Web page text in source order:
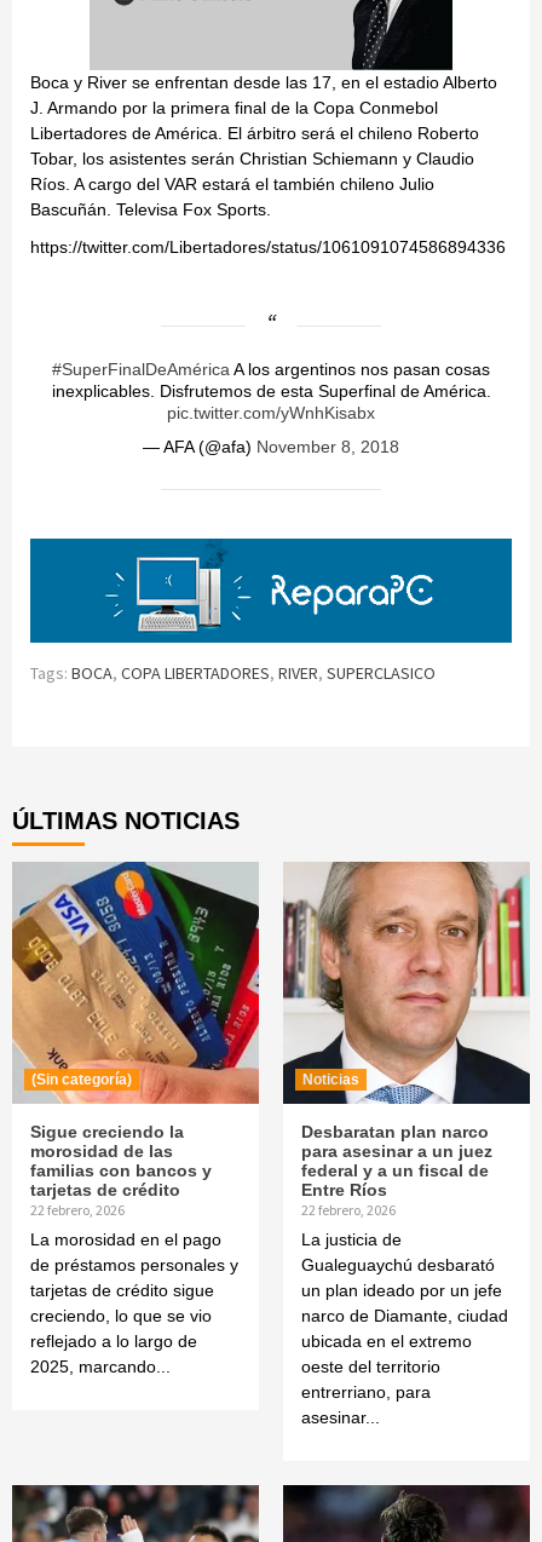
Boca y River se enfrentan desde las 17, en el estadio Alberto
J. Armando por la primera final de la Copa Conmebol
Libertadores de América. El árbitro será el chileno Roberto
Tobar, los asistentes serán Christian Schiemann y Claudio
Ríos. A cargo del VAR estará el también chileno Julio
Bascuñán. Televisa Fox Sports.
https://twitter.com/Libertadores/status/1061091074586894336
#SuperFinalDeAmérica A los argentinos nos pasan cosas
inexplicables. Disfrutemos de esta Superfinal de América.
pic.twitter.com/yWnhKisabx
— AFA (@afa) November 8, 2018
Tags: BOCA, COPA LIBERTADORES, RIVER, SUPERCLASICO
ÚLTIMAS NOTICIAS
(Sin categoría)
Sigue creciendo la
morosidad de las
familias con bancos y
tarjetas de crédito
22 febrero, 2026
La morosidad en el pago
de préstamos personales y
tarjetas de crédito sigue
creciendo, lo que se vio
reflejado a lo largo de
2025, marcando...
Noticias
Desbaratan plan narco
para asesinar a un juez
federal y a un fiscal de
Entre Ríos
22 febrero, 2026
La justicia de
Gualeguaychú desbarató
un plan ideado por un jefe
narco de Diamante, ciudad
ubicada en el extremo
oeste del territorio
entrerriano, para
asesinar...